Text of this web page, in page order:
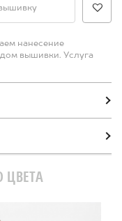
нанесение
вышивки. Услуга
ЦВЕТА